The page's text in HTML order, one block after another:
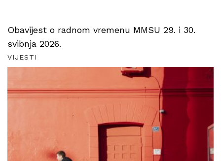
Obavijest o radnom vremenu MMSU 29. i 30.
svibnja 2026.
VIJESTI